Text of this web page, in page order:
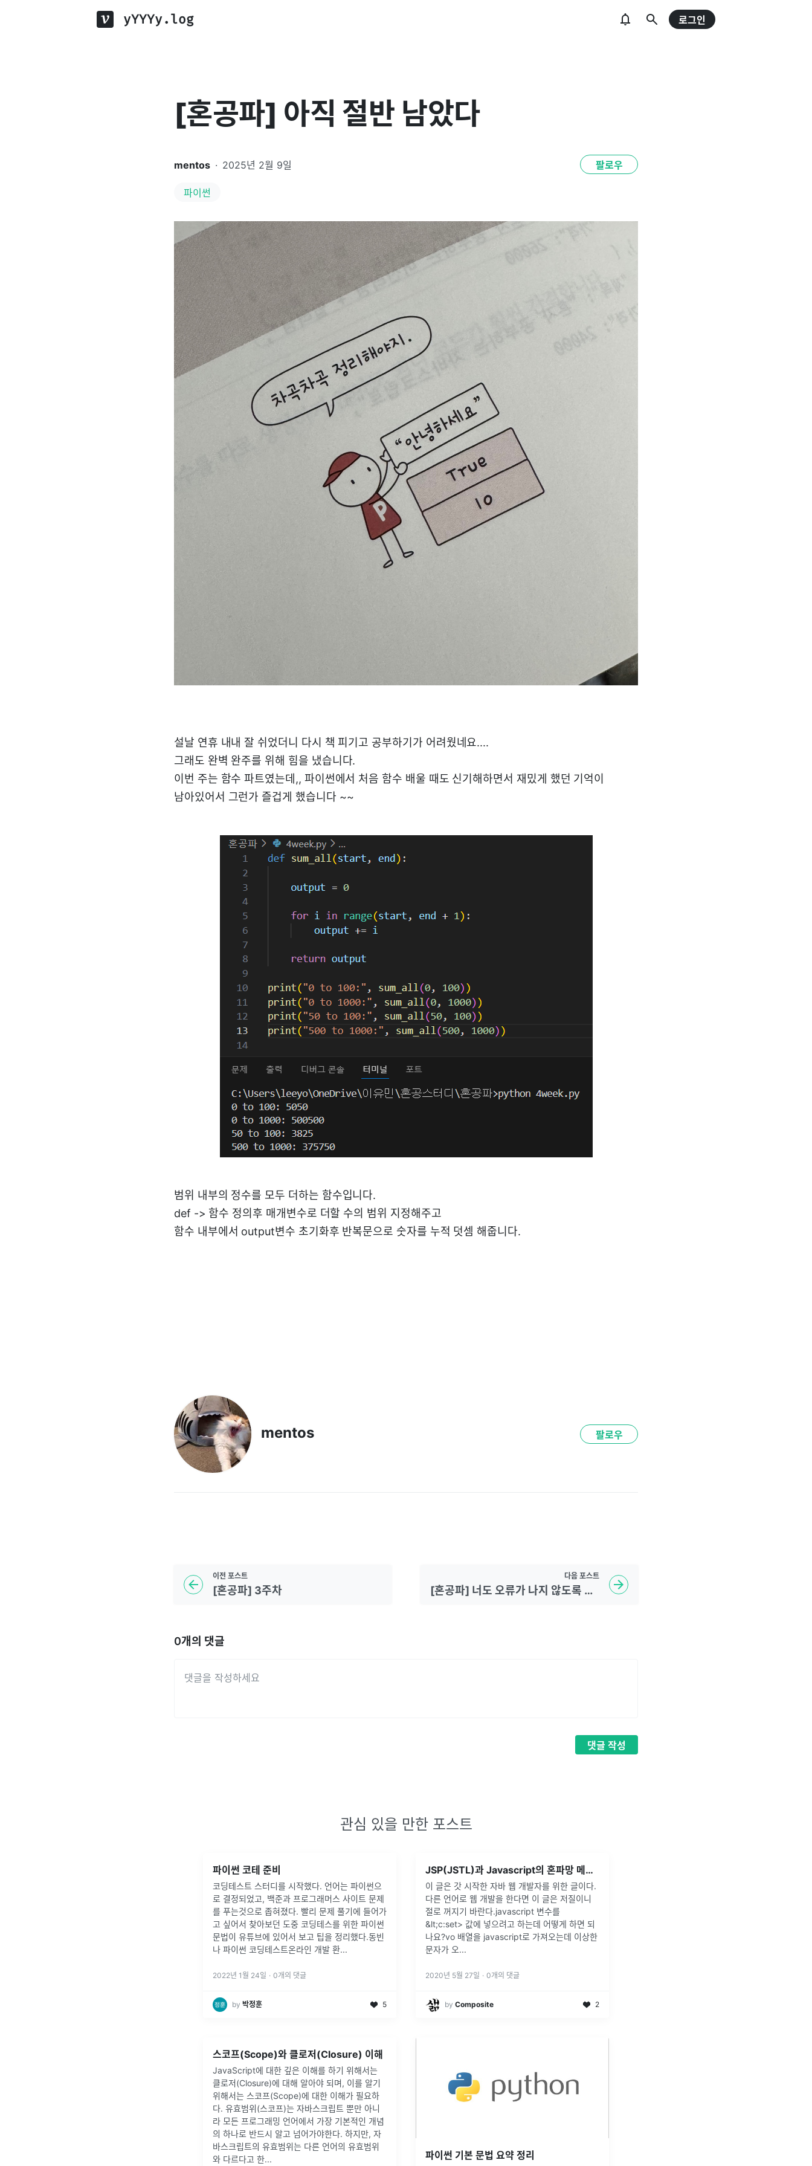
yYYYy.log 로그인
[혼공파] 아직 절반 남았다
mentos · 2025년 2월 9일 팔로우
파이썬
설날 연휴 내내 잘 쉬었더니 다시 책 피기고 공부하기가 어려웠네요....
그래도 완벽 완주를 위해 힘을 냈습니다.
이번 주는 함수 파트였는데,, 파이썬에서 처음 함수 배울 때도 신기해하면서 재밌게 했던 기억이
남아있어서 그런가 즐겁게 했습니다 ~~
범위 내부의 정수를 모두 더하는 함수입니다.
def -> 함수 정의후 매개변수로 더할 수의 범위 지정해주고
함수 내부에서 output변수 초기화후 반복문으로 숫자를 누적 덧셈 해줍니다.
mentos 팔로우
이전 포스트
[혼공파] 3주차
다음 포스트
[혼공파] 너도 오류가 나지 않도록 조심해.
0개의 댓글
댓글 작성
관심 있을 만한 포스트
파이썬 코테 준비
코딩테스트 스터디를 시작했다. 언어는 파이썬으
로 결정되었고, 백준과 프로그래머스 사이트 문제
를 푸는것으로 좁혀졌다. 빨리 문제 풀기에 들어가
고 싶어서 찾아보던 도중 코딩테스를 위한 파이썬
문법이 유튜브에 있어서 보고 팁을 정리했다.동빈
나 파이썬 코딩테스트온라인 개발 환...
2022년 1월 24일 · 0개의 댓글
by 박정훈 5
JSP(JSTL)과 Javascript의 혼파망 메뉴얼
이 글은 갓 시작한 자바 웹 개발자를 위한 글이다.
다른 언어로 웹 개발을 한다면 이 글은 저질이니
절로 꺼지기 바란다.javascript 변수를
&lt;c:set> 값에 넣으려고 하는데 어떻게 하면 되
나요?vo 배열을 javascript로 가져오는데 이상한
문자가 오...
2020년 5월 27일 · 0개의 댓글
by Composite 2
스코프(Scope)와 클로저(Closure) 이해
JavaScript에 대한 깊은 이해를 하기 위해서는
클로저(Closure)에 대해 알아야 되며, 이를 알기
위해서는 스코프(Scope)에 대한 이해가 필요하
다. 유효범위(스코프)는 자바스크립트 뿐만 아니
라 모든 프로그래밍 언어에서 가장 기본적인 개념
의 하나로 반드시 알고 넘어가야한다. 하지만, 자
바스크립트의 유효범위는 다른 언어의 유효범위
와 다르다고 한...
파이썬 기본 문법 요약 정리